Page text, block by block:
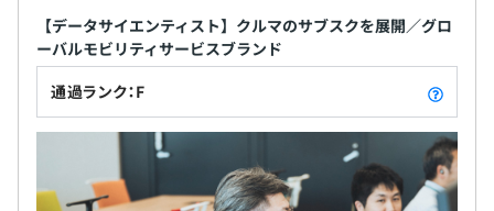
【データサイエンティスト】クルマのサブスクを展開／グロ
ーバルモビリティサービスブランド
通過ランク：F